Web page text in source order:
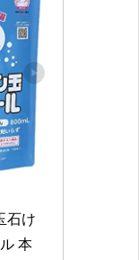
石け
本